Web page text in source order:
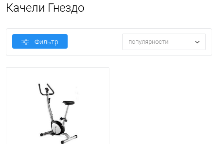
Качели Гнездо
Фильтр популярности